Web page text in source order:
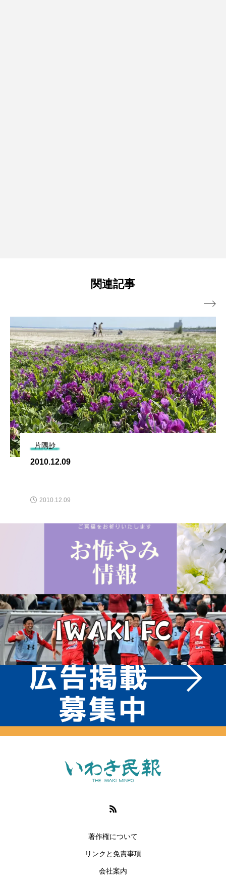
関連記事
片隅抄
2010.12.09
2010.12.09

著作権について
リンクと免責事項
会社案内